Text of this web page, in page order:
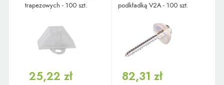
trapezowych - 100 szt.
25,22 zł
podkładką V2A - 100 szt.
82,31 zł